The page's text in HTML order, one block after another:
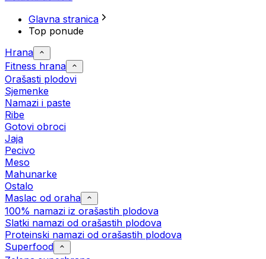
Glavna stranica
Top ponude
Hrana
Fitness hrana
Orašasti plodovi
Sjemenke
Namazi i paste
Ribe
Gotovi obroci
Jaja
Pecivo
Meso
Mahunarke
Ostalo
Maslac od oraha
100% namazi iz orašastih plodova
Slatki namazi od orašastih plodova
Proteinski namazi od orašastih plodova
Superfood